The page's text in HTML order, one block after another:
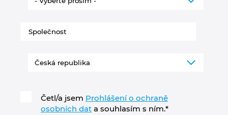
Četl/a jsem Prohlášení o ochraně
osobních dat a souhlasím s ním.*
Německo
Nizozemsko
Nový Zéland